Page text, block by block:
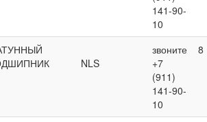
141-90-
10
NLS
звоните
+7
(911)
141-90-
10
8